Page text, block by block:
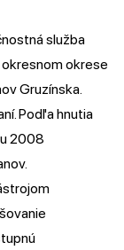
služba
okrese
Gruzínska.
Podľa hnutia
2008